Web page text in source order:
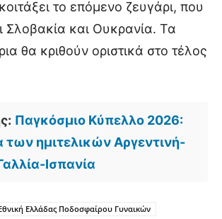
το επόμενο ζευγάρι, που
Σλοβακία και Ουκρανία. Τα
θα κριθούν οριστικά στο τέλος
Παγκόσμιο Κύπελλο 2026:
των ημιτελικών Αργεντινή-
Ισπανία
Ελλάδας Ποδοσφαίρου Γυναικών